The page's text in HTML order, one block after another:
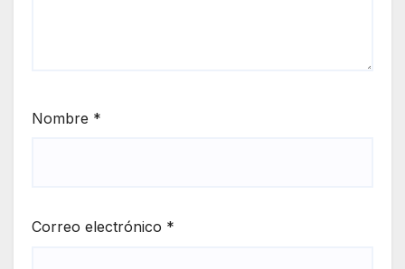
Nombre *
Correo electrónico *